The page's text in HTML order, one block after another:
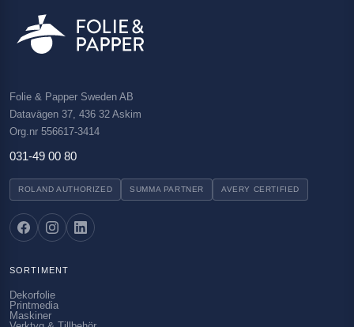
Folie & Papper Sweden AB
Datavägen 37, 436 32 Askim
Org.nr 556617-3414
031-49 00 80
ROLAND AUTHORIZED SUMMA PARTNER AVERY CERTIFIED
SORTIMENT
Dekorfolie
Printmedia
Maskiner